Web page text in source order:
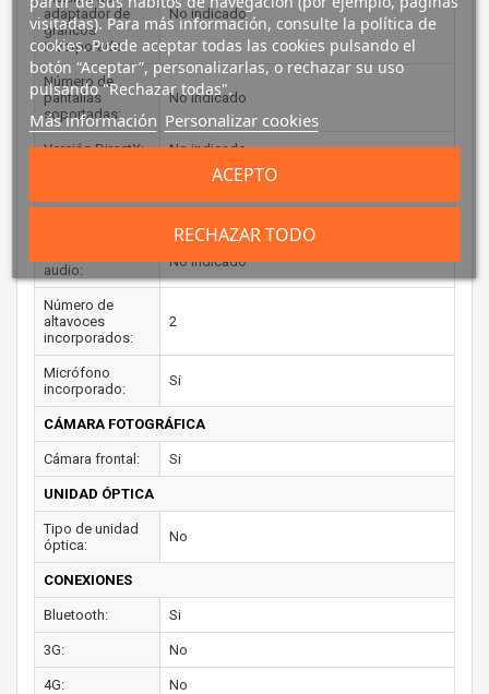
adaptador de
gráficos
incorporado:
No indicado
Número de
pantallas
soportadas:
No indicado
Versión DirectX: No indicado
No indicado
audio:
No indicado
Número de
altavoces
incorporados:
2
Micrófono
incorporado:
Si
CÁMARA FOTOGRÁFICA
Cámara frontal: Si
UNIDAD ÓPTICA
Tipo de unidad
óptica:
No
CONEXIONES
Bluetooth: Si
3G: No
4G: No
visitadas). Para más información, consulte la política de
cookies. Puede aceptar todas las cookies pulsando el
botón “Aceptar”, personalizarlas, o rechazar su uso
pulsando "Rechazar todas".
Más información Personalizar cookies
RECHAZAR TODO
ACEPTO